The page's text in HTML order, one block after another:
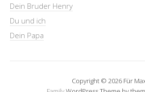
Dein Bruder Henry
Du und ich
Dein Papa
Copyright © 2026 Für